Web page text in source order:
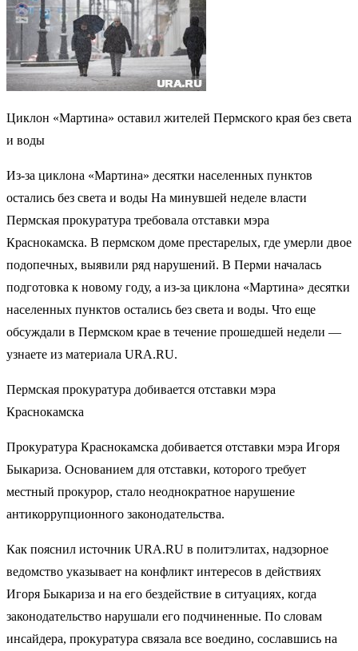
Циклон «Мартина» оставил жителей Пермского края без света
и воды
Из-за циклона «Мартина» десятки населенных пунктов
остались без света и воды На минувшей неделе власти
Пермская прокуратура требовала отставки мэра
Краснокамска. В пермском доме престарелых, где умерли двое
подопечных, выявили ряд нарушений. В Перми началась
подготовка к новому году, а из-за циклона «Мартина» десятки
населенных пунктов остались без света и воды. Что еще
обсуждали в Пермском крае в течение прошедшей недели —
узнаете из материала URA.RU.
Пермская прокуратура добивается отставки мэра
Краснокамска
Прокуратура Краснокамска добивается отставки мэра Игоря
Быкариза. Основанием для отставки, которого требует
местный прокурор, стало неоднократное нарушение
антикоррупционного законодательства.
Как пояснил источник URA.RU в политэлитах, надзорное
ведомство указывает на конфликт интересов в действиях
Игоря Быкариза и на его бездействие в ситуациях, когда
законодательство нарушали его подчиненные. По словам
инсайдера, прокуратура связала все воедино, сославшись на